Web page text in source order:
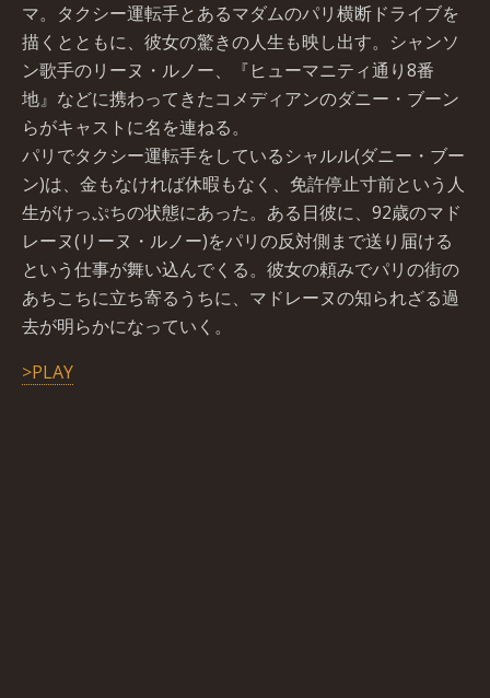
マ。タクシー運転手とあるマダムのパリ横断ドライブを
描くとともに、彼女の驚きの人生も映し出す。シャンソ
ン歌手のリーヌ・ルノー、『ヒューマニティ通り8番
地』などに携わってきたコメディアンのダニー・ブーン
らがキャストに名を連ねる。
パリでタクシー運転手をしているシャルル(ダニー・ブー
ン)は、金もなければ休暇もなく、免許停止寸前という人
生がけっぷちの状態にあった。ある日彼に、92歳のマド
レーヌ(リーヌ・ルノー)をパリの反対側まで送り届ける
という仕事が舞い込んでくる。彼女の頼みでパリの街の
あちこちに立ち寄るうちに、マドレーヌの知られざる過
去が明らかになっていく。
>PLAY